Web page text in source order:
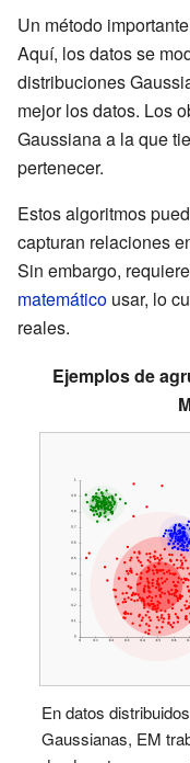
Un método
Aquí, los datos se
distribuciones
mejor los datos. Los
Gaussiana a la que
pertenecer.
Estos algoritmos
capturan relaciones
Sin embargo,
matemático usar, lo
reales.
Ejemplos de
En datos
Gaussianas, EM